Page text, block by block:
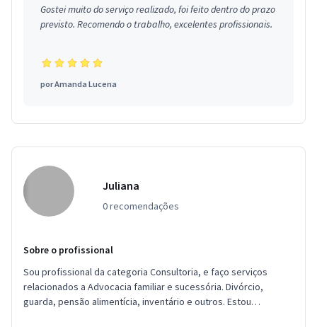
Gostei muito do serviço realizado, foi feito dentro do prazo
previsto. Recomendo o trabalho, excelentes profissionais.
porAmanda Lucena
Juliana
0 recomendações
Sobre o profissional
Sou profissional da categoria Consultoria, e faço serviços
relacionados a Advocacia familiar e sucessória. Divórcio,
guarda, pensão alimentícia, inventário e outros. Estou